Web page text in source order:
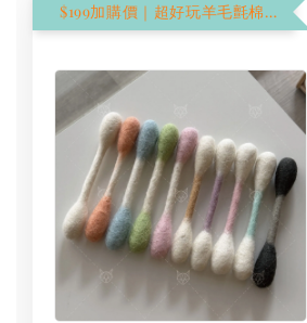
$199加購價｜超好玩羊毛氈棉花棒